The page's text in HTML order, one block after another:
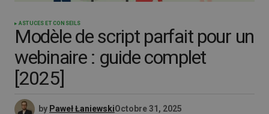
ASTUCES ET CONSEILS
Modèle de script parfait pour un
webinaire : guide complet
[2025]
by Paweł ŁaniewskiOctobre 31, 2025